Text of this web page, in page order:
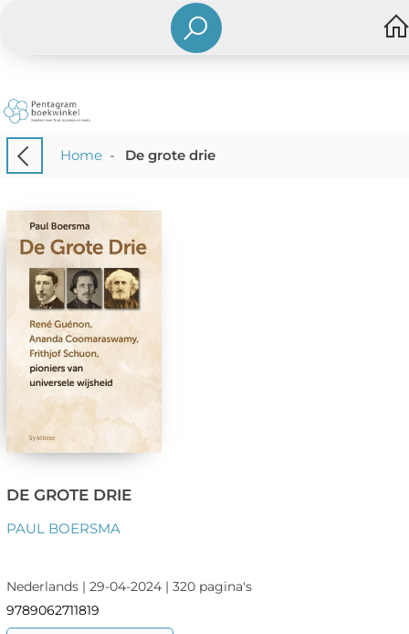
Home- De grote drie
DE GROTE DRIE
PAUL BOERSMA
Nederlands | 29-04-2024 | 320 pagina's
9789062711819